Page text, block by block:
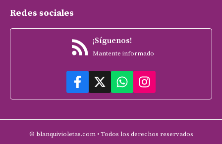
Redes sociales
¡Síguenos!
Mantente informado
© blanquivioletas.com • Todos los derechos reservados